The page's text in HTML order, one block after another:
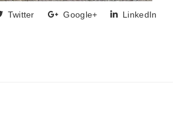
Twitter Google+ LinkedIn